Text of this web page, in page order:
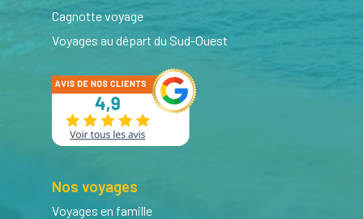
Cagnotte voyage
Voyages au départ du Sud-Ouest
Nos voyages
Voyages en famille